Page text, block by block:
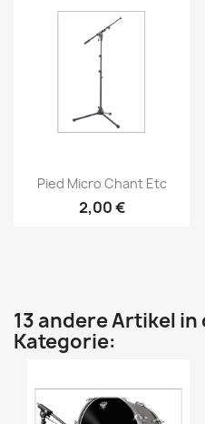
Vorschau
Pied Micro Chant Etc
2,00 €
13 andere Artikel
Kategorie: